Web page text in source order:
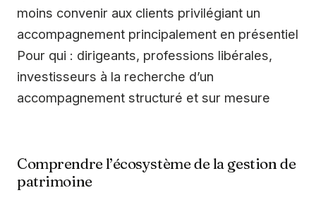
moins convenir aux clients privilégiant un
accompagnement principalement en présentiel
Pour qui : dirigeants, professions libérales,
investisseurs à la recherche d’un
accompagnement structuré et sur mesure
Comprendre l’écosystème de la gestion de
patrimoine